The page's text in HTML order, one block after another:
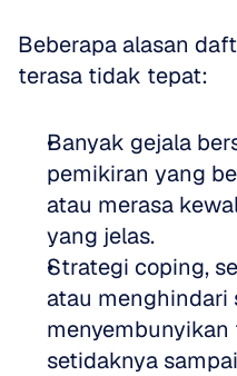
Beberapa alasan
terasa tidak tepat:
Banyak gejala
pemikiran yang
atau merasa
yang jelas.
Strategi coping,
atau
setidaknya